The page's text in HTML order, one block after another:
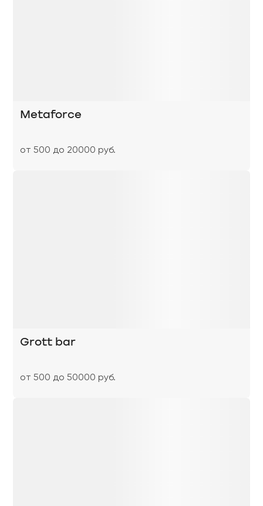
Metaforce
от 500 до 20000 руб.
Grott bar
от 500 до 50000 руб.